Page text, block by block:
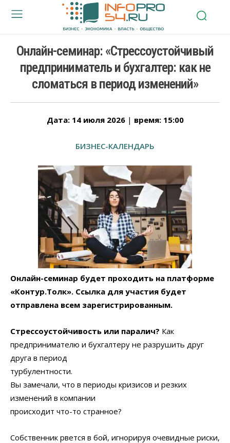
Онлайн-семинар: «Стрессоустойчивый
предприниматель и бухгалтер: как не
сломаться в период изменений»
Дата: 14 июля 2026 | время: 15:00
БИЗНЕС-КАЛЕНДАРЬ
Онлайн-семинар будет проходить на платформе
«Контур.Толк». Ссылка для участия будет
отправлена всем зарегистрированным.
Стрессоустойчивость или паралич? Как
предпринимателю и бухгалтеру не разрушить друг
друга в период
турбулентности.
Вы замечали, что в периоды кризисов и резких
изменений в компании
происходит что-то странное?
Собственник рвется в бой, игнорируя очевидные риски,